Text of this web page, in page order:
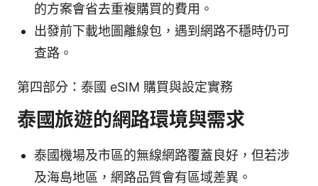
的方案會省去重複購買的費用。
出發前下載地圖離線包，遇到網路不穩時仍可
查路。
第四部分：泰國 eSIM 購買與設定實務
泰國旅遊的網路環境與需求
泰國機場及市區的無線網路覆蓋良好，但若涉
及海島地區，網路品質會有區域差異。